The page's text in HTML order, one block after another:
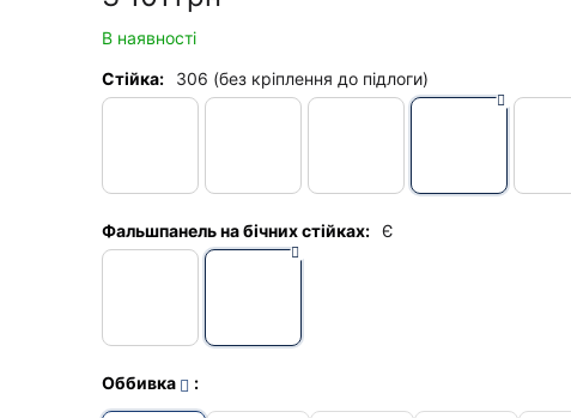
В наявності
Стійка:
306 (без кріплення до підлоги)
Фальшпанель на бічних стійках: Є
Оббивка :